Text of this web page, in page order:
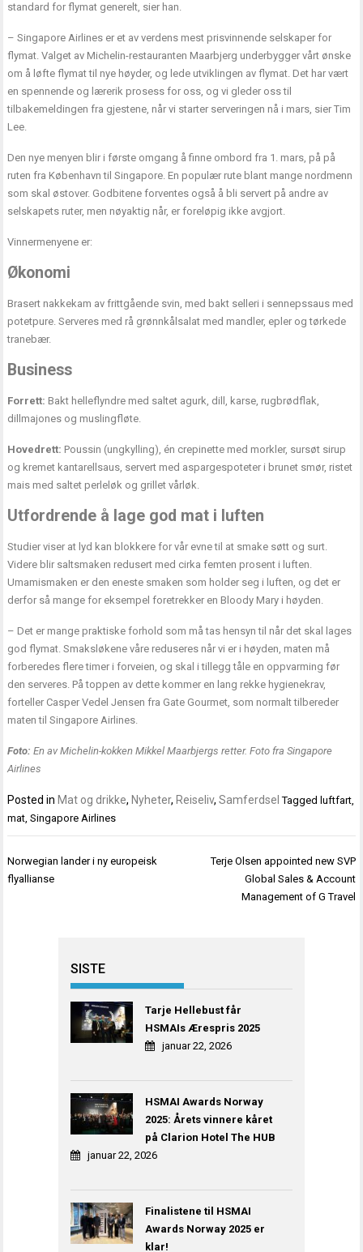
standard for flymat generelt, sier han.
– Singapore Airlines er et av verdens mest prisvinnende selskaper for
flymat. Valget av Michelin-restauranten Maarbjerg underbygger vårt ønske
om å løfte flymat til nye høyder, og lede utviklingen av flymat. Det har vært
en spennende og lærerik prosess for oss, og vi gleder oss til
tilbakemeldingen fra gjestene, når vi starter serveringen nå i mars, sier Tim
Lee.
Den nye menyen blir i første omgang å finne ombord fra 1. mars, på på
ruten fra København til Singapore. En populær rute blant mange nordmenn
som skal østover. Godbitene forventes også å bli servert på andre av
selskapets ruter, men nøyaktig når, er foreløpig ikke avgjort.
Vinnermenyene er:
Økonomi
Brasert nakkekam av frittgående svin, med bakt selleri i sennepssaus med
potetpure. Serveres med rå grønnkålsalat med mandler, epler og tørkede
tranebær.
Business
Forrett: Bakt helleflyndre med saltet agurk, dill, karse, rugbrødflak,
dillmajones og muslingfløte.
Hovedrett: Poussin (ungkylling), én crepinette med morkler, sursøt sirup
og kremet kantarellsaus, servert med aspargespoteter i brunet smør, ristet
mais med saltet perleløk og grillet vårløk.
Utfordrende å lage god mat i luften
Studier viser at lyd kan blokkere for vår evne til at smake søtt og surt.
Videre blir saltsmaken redusert med cirka femten prosent i luften.
Umamismaken er den eneste smaken som holder seg i luften, og det er
derfor så mange for eksempel foretrekker en Bloody Mary i høyden.
– Det er mange praktiske forhold som må tas hensyn til når det skal lages
god flymat. Smaksløkene våre reduseres når vi er i høyden, maten må
forberedes flere timer i forveien, og skal i tillegg tåle en oppvarming før
den serveres. På toppen av dette kommer en lang rekke hygienekrav,
forteller Casper Vedel Jensen fra Gate Gourmet, som normalt tilbereder
maten til Singapore Airlines.
Foto: En av Michelin-kokken Mikkel Maarbjergs retter. Foto fra Singapore
Airlines
Posted in Mat og drikke, Nyheter, Reiseliv,Samferdsel Tagged luftfart,
mat,Singapore Airlines
Innleggsnavigasjon
Norwegian lander i ny europeisk
flyallianse
Terje Olsen appointed new SVP
Global Sales & Account
Management of G Travel
SISTE
Tarje Hellebust får
HSMAIs Ærespris 2025
januar 22, 2026
HSMAI Awards Norway
2025: Årets vinnere kåret
på Clarion Hotel The HUB
januar 22, 2026
Finalistene til HSMAI
Awards Norway 2025 er
klar!